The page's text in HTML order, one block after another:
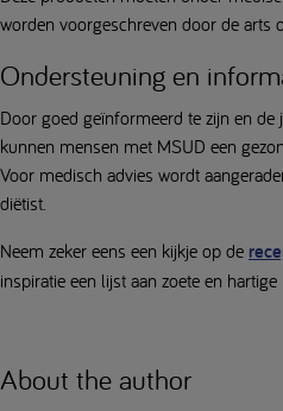
worden voorgeschreven door de arts
Ondersteuning en
Door goed geïnformeerd te zijn en de
kunnen mensen met MSUD een
Voor medisch advies wordt
diëtist.
Neem zeker eens een kijkje op de
inspiratie een lijst aan zoete en hartige
About the author